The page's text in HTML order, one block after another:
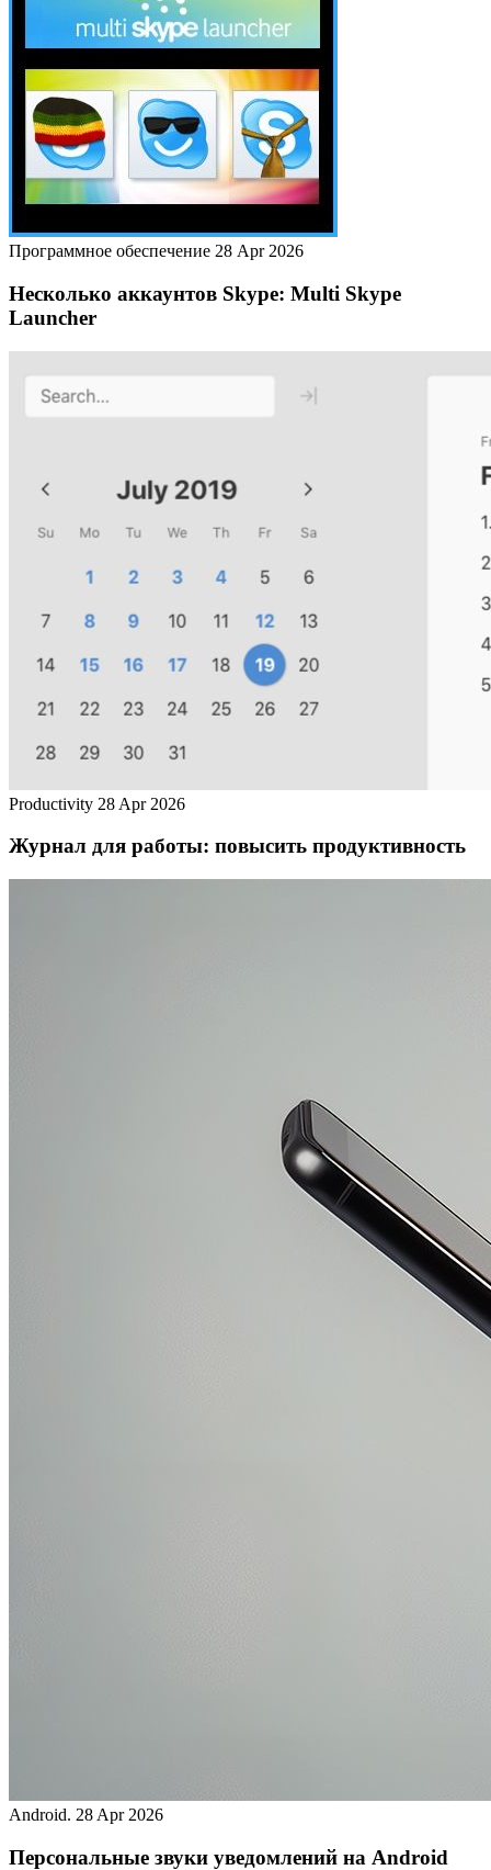
Программное обеспечение 28 Apr 2026
Несколько аккаунтов Skype: Multi Skype
Launcher
Productivity 28 Apr 2026
Журнал для работы: повысить продуктивность
Android. 28 Apr 2026
Персональные звуки уведомлений на Android